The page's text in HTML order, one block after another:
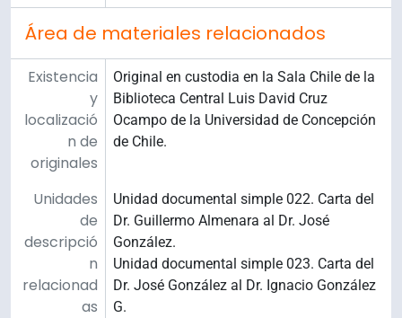
Área de materiales relacionados
Existencia
y
localizació
n de
originales
Original en custodia en la Sala Chile de la
Biblioteca Central Luis David Cruz
Ocampo de la Universidad de Concepción
de Chile.
Unidades
de
descripció
n
relacionad
as
Unidad documental simple 022. Carta del
Dr. Guillermo Almenara al Dr. José
González.
Unidad documental simple 023. Carta del
Dr. José González al Dr. Ignacio González
G.